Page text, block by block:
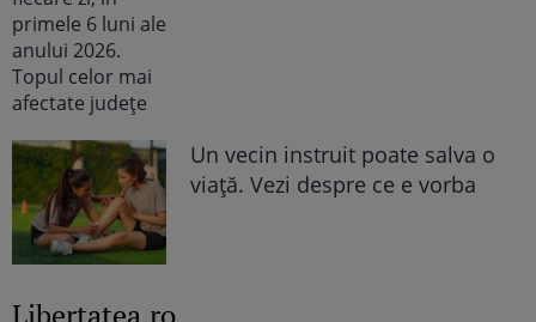
Un vecin instruit poate salva o
viață. Vezi despre ce e vorba